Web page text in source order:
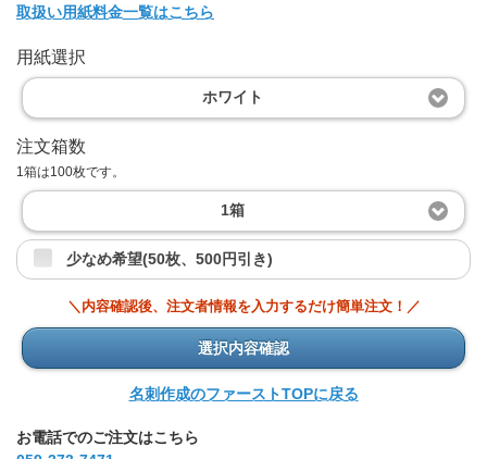
取扱い用紙料金一覧はこちら
用紙選択
ホワイト
注文箱数
1箱は100枚です。
1箱
少なめ希望(50枚、500円引き)
＼内容確認後、注文者情報を入力するだけ簡単注文！／
選択内容確認
名刺作成のファーストTOPに戻る
お電話でのご注文はこちら